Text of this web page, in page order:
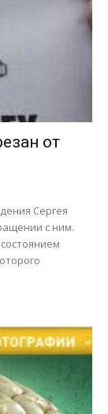
от
Сергея
с ним.